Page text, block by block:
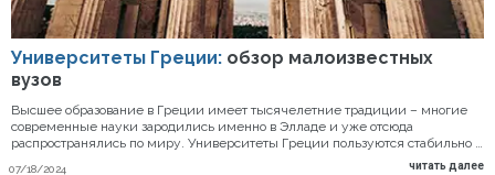
Университеты Греции: обзор малоизвестных
вузов
07/18/2024
Высшее образование в Греции имеет тысячелетние традиции – многие
современные науки зародились именно в Элладе и уже отсюда
распространялись по миру. Университеты Греции пользуются стабильно …
читать далее